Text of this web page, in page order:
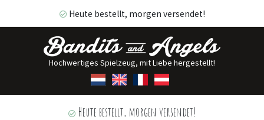
Heute bestellt, morgen versendet!
Hochwertiges Spielzeug, mit Liebe hergestellt!
Heute bestellt, morgen versendet!